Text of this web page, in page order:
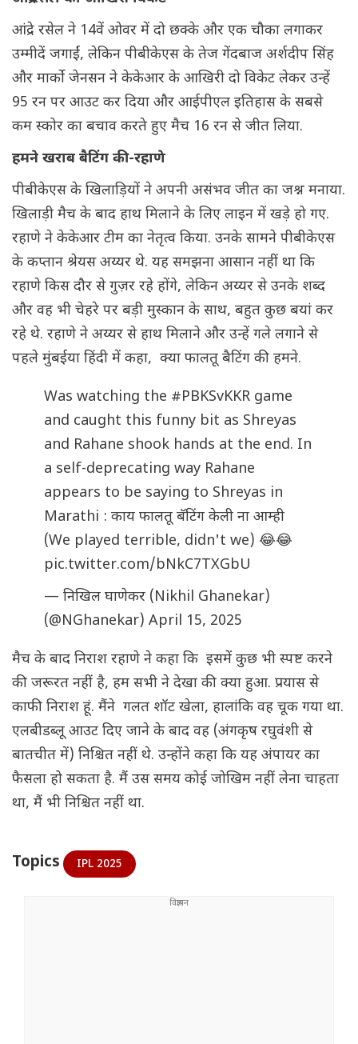
आंद्रे रसेल ने 14वें ओवर में दो छक्के और एक चौका लगाकर
उम्मीदें जगाईं, लेकिन पीबीकेएस के तेज गेंदबाज अर्शदीप सिंह
और मार्को जेनसन ने केकेआर के आखिरी दो विकेट लेकर उन्हें
95 रन पर आउट कर दिया और आईपीएल इतिहास के सबसे
कम स्कोर का बचाव करते हुए मैच 16 रन से जीत लिया.
हमने खराब बैटिंग की-रहाणे
पीबीकेएस के खिलाड़ियों ने अपनी असंभव जीत का जश्न मनाया.
खिलाड़ी मैच के बाद हाथ मिलाने के लिए लाइन में खड़े हो गए.
रहाणे ने केकेआर टीम का नेतृत्व किया. उनके सामने पीबीकेएस
के कप्तान श्रेयस अय्यर थे. यह समझना आसान नहीं था कि
रहाणे किस दौर से गुज़र रहे होंगे, लेकिन अय्यर से उनके शब्द
और वह भी चेहरे पर बड़ी मुस्कान के साथ, बहुत कुछ बयां कर
रहे थे. रहाणे ने अय्यर से हाथ मिलाने और उन्हें गले लगाने से
पहले मुंबईया हिंदी में कहा, क्या फालतू बैटिंग की हमने.
Was watching the #PBKSvKKR game
and caught this funny bit as Shreyas
and Rahane shook hands at the end. In
a self-deprecating way Rahane
appears to be saying to Shreyas in
Marathi : काय फालतू बॅटिंग केली ना आम्ही
(We played terrible, didn't we) 😂😂
pic.twitter.com/bNkC7TXGbU
— निखिल घाणेकर (Nikhil Ghanekar)
(@NGhanekar) April 15, 2025
मैच के बाद निराश रहाणे ने कहा कि इसमें कुछ भी स्पष्ट करने
की जरूरत नहीं है, हम सभी ने देखा की क्या हुआ. प्रयास से
काफी निराश हूं. मैंने गलत शॉट खेला, हालांकि वह चूक गया था.
एलबीडब्लू आउट दिए जाने के बाद वह (अंगकृष रघुवंशी से
बातचीत में) निश्चित नहीं थे. उन्होंने कहा कि यह अंपायर का
फैसला हो सकता है. मैं उस समय कोई जोखिम नहीं लेना चाहता
था, मैं भी निश्चित नहीं था.
Topics IPL 2025